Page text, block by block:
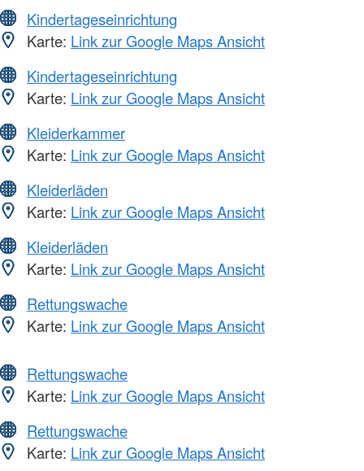
Kindertageseinrichtung
Karte: Link zur Google Maps Ansicht
Kindertageseinrichtung
Karte: Link zur Google Maps Ansicht
Kleiderkammer
Karte: Link zur Google Maps Ansicht
Kleiderläden
Karte: Link zur Google Maps Ansicht
Kleiderläden
Karte: Link zur Google Maps Ansicht
Rettungswache
Karte: Link zur Google Maps Ansicht
Rettungswache
Karte: Link zur Google Maps Ansicht
Rettungswache
Karte: Link zur Google Maps Ansicht